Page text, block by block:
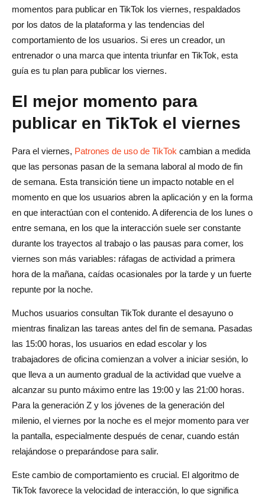
momentos para publicar en TikTok los viernes, respaldados
por los datos de la plataforma y las tendencias del
comportamiento de los usuarios. Si eres un creador, un
entrenador o una marca que intenta triunfar en TikTok, esta
guía es tu plan para publicar los viernes.
El mejor momento para
publicar en TikTok el viernes
Para el viernes, Patrones de uso de TikTok cambian a medida
que las personas pasan de la semana laboral al modo de fin
de semana. Esta transición tiene un impacto notable en el
momento en que los usuarios abren la aplicación y en la forma
en que interactúan con el contenido. A diferencia de los lunes o
entre semana, en los que la interacción suele ser constante
durante los trayectos al trabajo o las pausas para comer, los
viernes son más variables: ráfagas de actividad a primera
hora de la mañana, caídas ocasionales por la tarde y un fuerte
repunte por la noche.
Muchos usuarios consultan TikTok durante el desayuno o
mientras finalizan las tareas antes del fin de semana. Pasadas
las 15:00 horas, los usuarios en edad escolar y los
trabajadores de oficina comienzan a volver a iniciar sesión, lo
que lleva a un aumento gradual de la actividad que vuelve a
alcanzar su punto máximo entre las 19:00 y las 21:00 horas.
Para la generación Z y los jóvenes de la generación del
milenio, el viernes por la noche es el mejor momento para ver
la pantalla, especialmente después de cenar, cuando están
relajándose o preparándose para salir.
Este cambio de comportamiento es crucial. El algoritmo de
TikTok favorece la velocidad de interacción, lo que significa